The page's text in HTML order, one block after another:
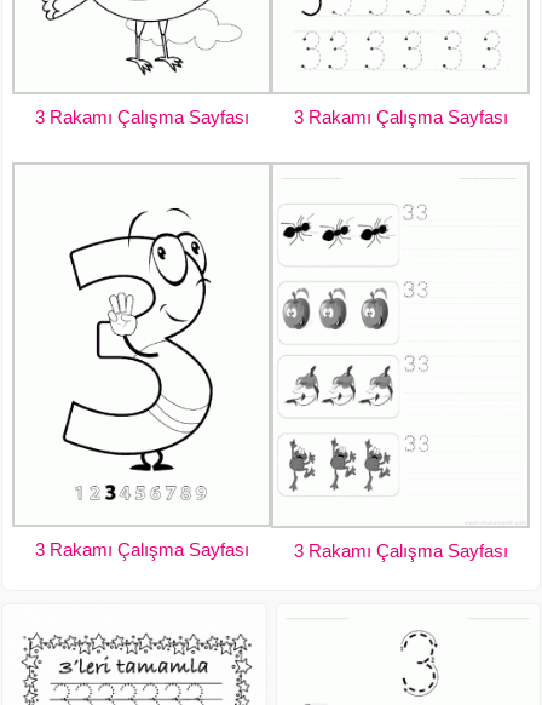
3 Rakamı Çalışma Sayfası 3 Rakamı Çalışma Sayfası
3 Rakamı Çalışma Sayfası 3 Rakamı Çalışma Sayfası